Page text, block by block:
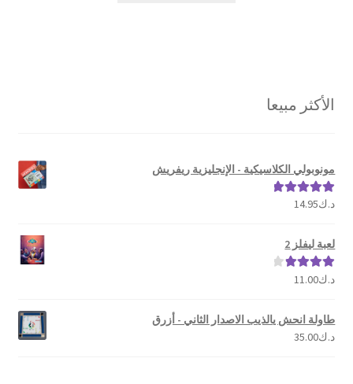
الأكثر مبيعا
مونوبولي الكلاسيكية - الإنجليزية ريفريش
تم التقييم
د.ك14.95
لعبة ليفلز 2
تم التقييم
د.ك11.00
طاولة انحش يالذيب الاصدار الثاني - أزرق
د.ك35.00